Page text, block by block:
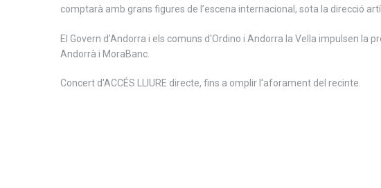
comptarà amb grans figures de l’escena internacional, sota la direcció
El Govern d'Andorra i els comuns d'Ordino i Andorra la Vella impulsen la
Andorrà i MoraBanc.
Concert d'ACCÉS LLIURE directe, fins a omplir l'aforament del recinte.